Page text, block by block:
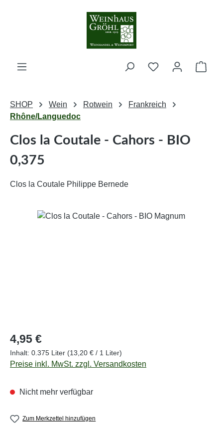
Zum Hauptinhalt springen
SHOP Wein Rotwein
Frankreich
Rhône/Languedoc
Clos la Coutale - Cahors - BIO
0,375
Clos la Coutale Philippe Bernede
Bildergalerie überspringen
Regulärer Preis:
4,95 €
Inhalt: 0.375 Liter (13,20 € / 1 Liter)
Preise inkl. MwSt. zzgl. Versandkosten
Nicht mehr verfügbar
Zum Merkzettel hinzufügen